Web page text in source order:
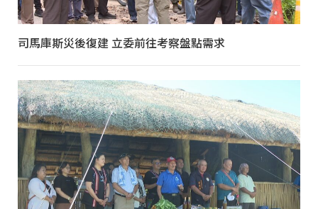
司馬庫斯災後復建 立委前往考察盤點需求